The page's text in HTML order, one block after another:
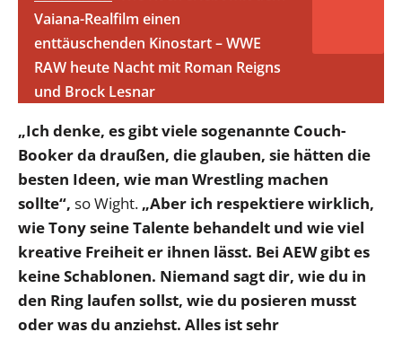
Vaiana-Realfilm einen
enttäuschenden Kinostart – WWE
RAW heute Nacht mit Roman Reigns
und Brock Lesnar
„Ich denke, es gibt viele sogenannte Couch-
Booker da draußen, die glauben, sie hätten die
besten Ideen, wie man Wrestling machen
sollte“, so Wight. „Aber ich respektiere wirklich,
wie Tony seine Talente behandelt und wie viel
kreative Freiheit er ihnen lässt. Bei AEW gibt es
keine Schablonen. Niemand sagt dir, wie du in
den Ring laufen sollst, wie du posieren musst
oder was du anziehst. Alles ist sehr